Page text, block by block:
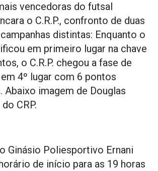
vencedoras do futsal
o C.R.P., confronto de duas
distintas: Enquanto o
em primeiro lugar na chave
o C.R.P. chegou a fase de
4º lugar com 6 pontos
Abaixo imagem de Douglas
CRP.
Ginásio Poliesportivo Ernani
de início para as 19 horas